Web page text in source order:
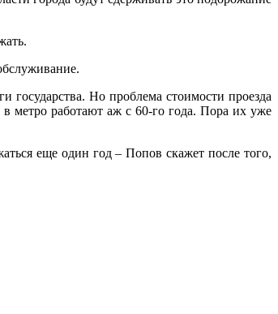
государства. Но проблема стоимости проезда
в метро работают аж с 60-го года. Пора их уже
еще один год – Попов скажет после того,